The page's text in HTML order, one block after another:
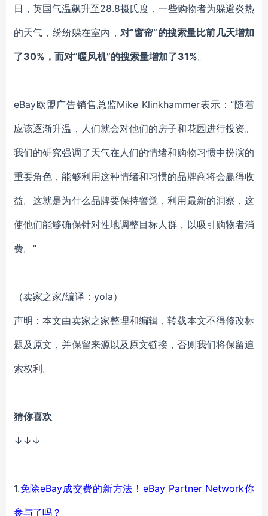
日，英国气温飙升至28.8摄氏度，一些购物者为躲避炎热
的天气，纷纷躲在室内， 对“窗帘”的搜索量比前几天增加
了30%，而对“暖风机”的搜索量增加了31%。
eBay欧盟广告销售总监Mike Klinkhammer表示：“随着
应该逐渐升温，人们就会对他们的房子和花园进行投资。
我们的研究强调了天气在人们的情绪和购物习惯中扮演的
重要角色，能够利用这种情绪和习惯的品牌商将会赢得收
益。这就是为什么品牌要保持警觉，利用最新的洞察，这
使他们能够确保针对性地调整目标人群，以吸引购物者消
费。”
（卖家之家/编译：yola）
声明：本文由卖家之家整理和编辑，转载本文不得修改标
题及原文，并保留来源以及原文链接，否则我们将保留追
索权利。
猜你喜欢
↓↓↓
1.免除eBay成交费的新方法！eBay Partner Network你
参与了吗？